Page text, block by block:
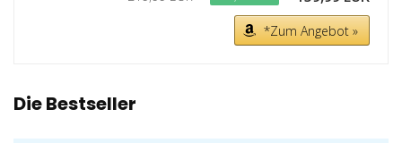
*Zum Angebot »
Die Bestseller